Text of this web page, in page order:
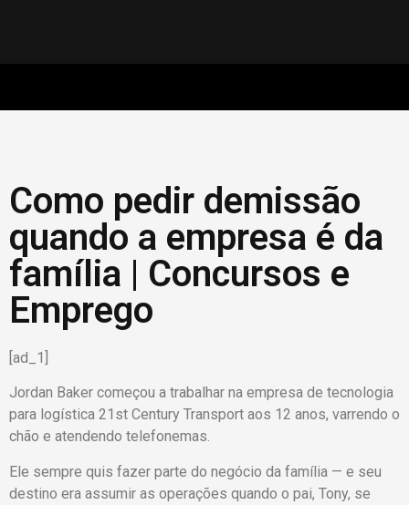
Como pedir demissão
quando a empresa é da
família | Concursos e
Emprego
[ad_1]
Jordan Baker começou a trabalhar na empresa de tecnologia
para logística 21st Century Transport aos 12 anos, varrendo o
chão e atendendo telefonemas.
Ele sempre quis fazer parte do negócio da família — e seu
destino era assumir as operações quando o pai, Tony, se